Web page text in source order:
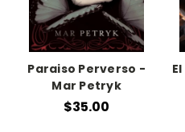
Paraiso Perverso -
Mar Petryk
$35.00